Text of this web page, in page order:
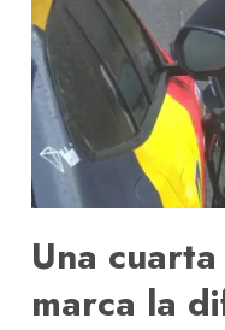
Una
marca la